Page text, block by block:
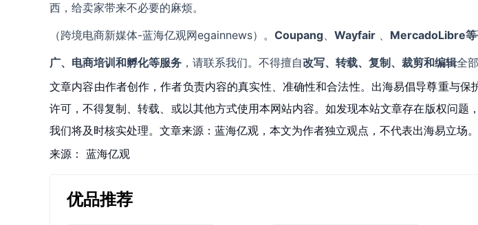
西，给卖家带来不必要的麻烦。
（跨境电商新媒体-蓝海亿观网egainnews）。 Coupang、 Wayfair 、 MercadoLibre等
广、电商培训和孵化等服务 ，请联系我们。不得擅自改写、转载、复制、裁剪和编辑全
文章内容由作者创作，作者负责内容的真实性、准确性和合法性。出海易倡导尊重与
许可，不得复制、转载、或以其他方式使用本网站内容。如发现本站文章存在版权问题
我们将及时核实处理。文章来源：蓝海亿观，本文为作者独立观点，不代表出海易立场。
来源： 蓝海亿观
优品推荐